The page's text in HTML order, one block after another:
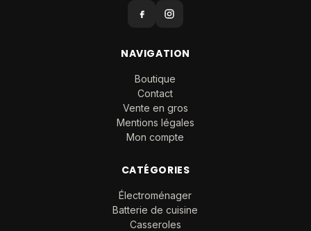
NAVIGATION
Boutique
Contact
Vente en gros
Mentions légales
Mon compte
CATÉGORIES
Électroménager
Batterie de cuisine
Casseroles